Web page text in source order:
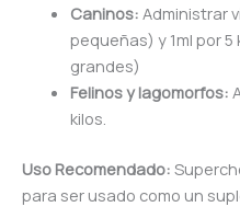
Caninos: Administrar
pequeñas) y 1ml por
grandes)
Felinos y lagomorfos:
kilos.
Uso Recomendado:
para ser usado como un